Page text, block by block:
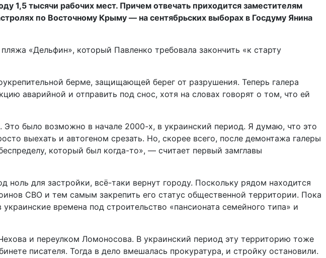
1,5 тысячи рабочих мест. Причем отвечать приходится заместителям
по Восточному Крыму — на сентябрьских выборах в Госдуму Янина
«Дельфин», который Павленко требовала закончить «к старту
берме, защищающей берег от разрушения. Теперь галера
аварийной и отправить под снос, хотя на словах говорят о том, что ей
Это было возможно в начале 2000-х, в украинский период. Я думаю, что это
выехать и автогеном срезать. Но, скорее всего, после демонтажа галеры
который был когда-то», — считает первый замглавы
для застройки, всё-таки вернут городу. Поскольку рядом находится
СВО и тем самым закрепить его статус общественной территории. Пока
времена под строительство «пансионата семейного типа» и
и переулком Ломоносова. В украинский период эту территорию тоже
писателя. Тогда в дело вмешалась прокуратура, и стройку остановили.